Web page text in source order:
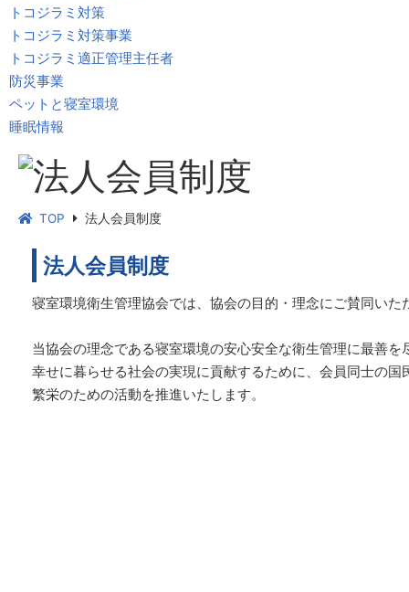
トコジラミ対策
トコジラミ対策事業
トコジラミ適正管理主任者
防災事業
ペットと寝室環境
睡眠情報
TOP 法人会員制度
法人会員制度
寝室環境衛生管理協会では、協会の目的・理念にご賛同い
当協会の理念である寝室環境の安心安全な衛生管理に最善
幸せに暮らせる社会の実現に貢献するために、会員同士の
繁栄のための活動を推進いたします。